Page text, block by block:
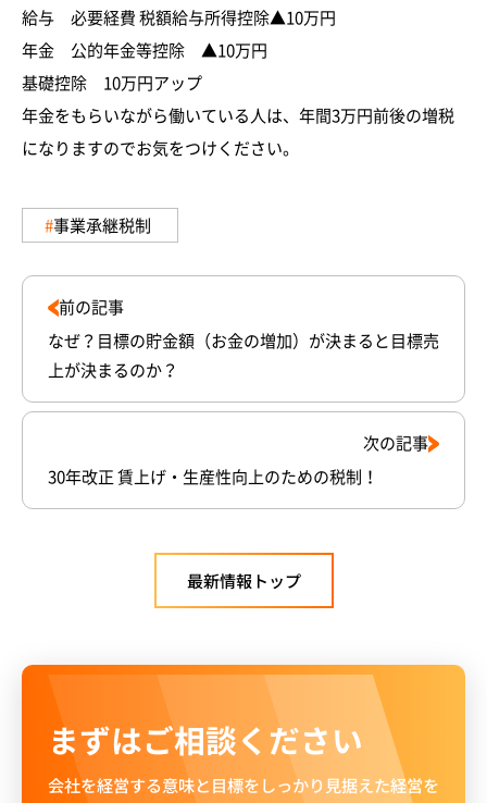
給与 必要経費 税額給与所得控除▲10万円
年金 公的年金等控除 ▲10万円
基礎控除 10万円アップ
年金をもらいながら働いている人は、年間3万円前後の増税
になりますのでお気をつけください。
事業承継税制
前の記事
なぜ？目標の貯金額（お金の増加）が決まると目標売
上が決まるのか？
次の記事
30年改正 賃上げ・生産性向上のための税制！
最新情報トップ
まずはご相談ください
会社を経営する意味と目標をしっかり見据えた経営を